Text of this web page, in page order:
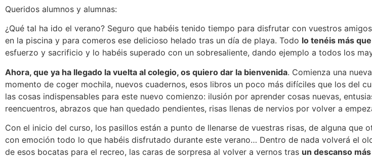
Queridos alumnos y alumnas:
¿Qué tal ha ido el verano? Seguro que habéis tenido tiempo para disfrutar con vuestros
en la piscina y para comeros ese delicioso helado tras un día de playa. Todo lo tenéis más
esfuerzo y sacrificio y lo habéis superado con un sobresaliente, dando ejemplo a todos los
Ahora, que ya ha llegado la vuelta al colegio, os quiero dar la bienvenida. Comienza una
momento de coger mochila, nuevos cuadernos, esos libros un poco más difíciles que los del
las cosas indispensables para este nuevo comienzo: ilusión por aprender cosas nuevas,
reencuentros, abrazos que han quedado pendientes, risas llenas de nervios por volver a
Con el inicio del curso, los pasillos están a punto de llenarse de vuestras risas, de alguna que
con emoción todo lo que habéis disfrutado durante este verano… Dentro de nada volverá el
de esos bocatas para el recreo, las caras de sorpresa al volver a vernos tras un descanso